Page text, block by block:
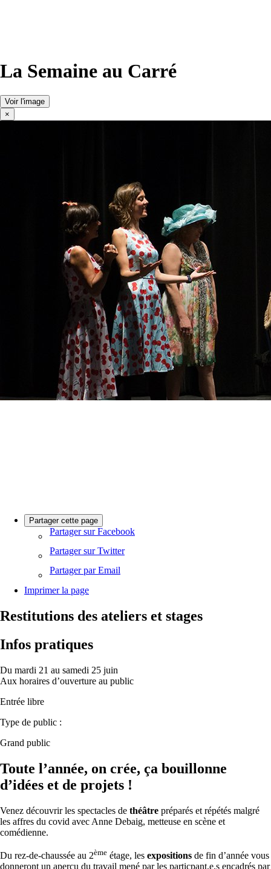
La Semaine au Carré
Voir l'image
×
Partager cette page
Partager sur Facebook
Partager sur Twitter
Partager par Email
Imprimer la page
Restitutions des ateliers et stages
Infos pratiques
Du mardi 21 au samedi 25 juin
Aux horaires d’ouverture au public
Entrée libre
Type de public :
Grand public
Toute l’année, on crée, ça bouillonne
d’idées et de projets !
Venez découvrir les spectacles de théâtre préparés et répétés malgré
les affres du covid avec Anne Debaig, metteuse en scène et
comédienne.
Du rez-de-chaussée au 2ème étage, les expositions de fin d’année vous
donneront un aperçu du travail mené par les particpant.e.s encadrés par